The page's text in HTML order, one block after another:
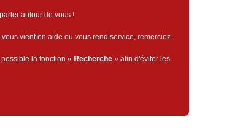
autour de vous !
vient en aide ou vous rend service, remerciez-
la fonction « Recherche » afin d'éviter les